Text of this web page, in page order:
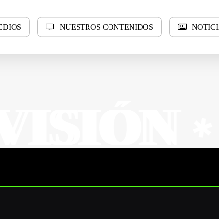
DIOS NUESTROS CONTENIDOS NOTICI